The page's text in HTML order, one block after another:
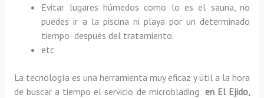
Evitar lugares húmedos como lo es el sauna, no
puedes ir a la piscina ni playa por un determinado
tiempo después del tratamiento.
etc
La tecnología es una herramienta muy eficaz y útil a la hora
de buscar a tiempo el servicio de microblading en El Ejido,